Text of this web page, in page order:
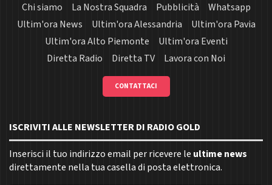
Chi siamo La Nostra Squadra Pubblicità
Whatsapp
Ultim'ora News
Ultim'ora Alessandria
Ultim'ora Pavia
Ultim'ora Alto Piemonte
Ultim'ora Eventi
Diretta Radio
Diretta TV Lavora con Noi
CONTATTACI
ISCRIVITI ALLE NEWSLETTER DI RADIO GOLD
Inserisci il tuo indirizzo email per ricevere le ultime news
direttamente nella tua casella di posta elettronica.